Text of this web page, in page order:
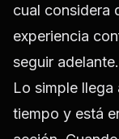
cual considera
experiencia
seguir adelante.
Lo simple llega
tiempo y está